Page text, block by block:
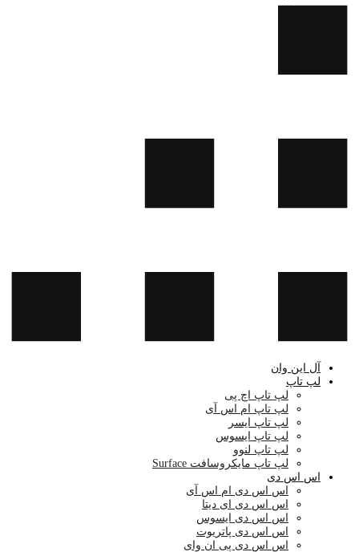
آل این وان
لپ تاپ
لپ تاپ اچ پی
لپ تاپ ام اس آی
لپ تاپ ایسر
لپ تاپ ایسوس
لپ تاپ لنوو
لپ تاپ مایکروسافت Surface
اس اس دی
اس اس دی ام اس آی
اس اس دی ای دیتا
اس اس دی ایسوس
اس اس دی پاتریوت
اس اس دی پی ان وای